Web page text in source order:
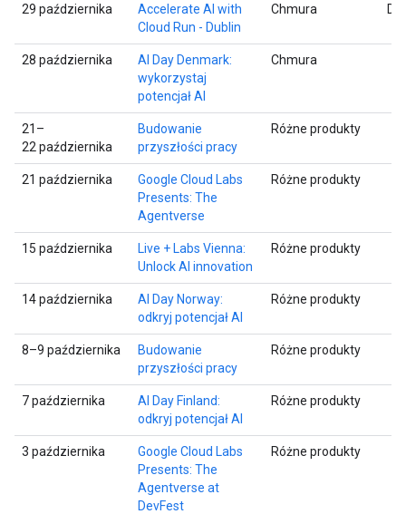
29 października
Accelerate AI with
Cloud Run - Dublin
Chmura
28 października
AI Day Denmark:
wykorzystaj
potencjał AI
Chmura
21–
22 października
Budowanie
przyszłości pracy
Różne produkty
21 października
Google Cloud Labs
Presents: The
Agentverse
Różne produkty
15 października
Live + Labs Vienna:
Unlock AI innovation
Różne produkty
14 października
AI Day Norway:
odkryj potencjał AI
Różne produkty
8–9 października
Budowanie
przyszłości pracy
Różne produkty
7 października
AI Day Finland:
odkryj potencjał AI
Różne produkty
3 października
Google Cloud Labs
Presents: The
Agentverse at
DevFest
Różne produkty